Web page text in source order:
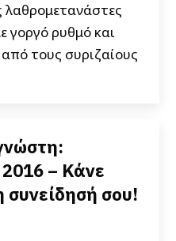
λαθρομετανάστες
γοργό ρυθμό και
τους συριζαίους
– Κάνε
συνείδησή σου!